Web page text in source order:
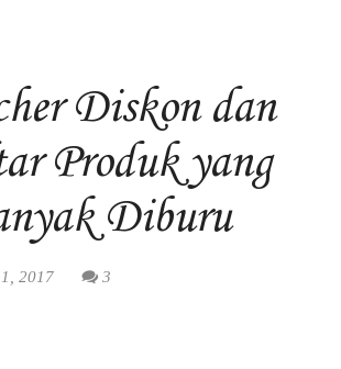
Diskon dan
Produk yang
Diburu
2017 3